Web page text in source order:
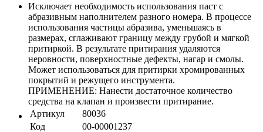
Исключает необходимость использования паст с
абразивным наполнителем разного номера. В процессе
использования частицы абразива, уменьшаясь в
размерах, сглаживают границу между грубой и мягкой
притиркой. В результате притирания удаляются
неровности, поверхностные дефекты, нагар и смолы.
Может использоваться для притирки хромированных
покрытий и режущего инструмента.
ПРИМЕНЕНИЕ: Нанести достаточное количество
средства на клапан и произвести притирание.
Артикул
80036
Код
00-00001237